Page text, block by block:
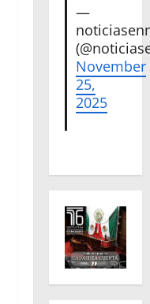
—
November
25,
2025